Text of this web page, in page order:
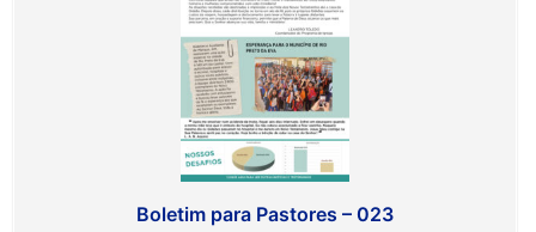
Boletim para Pastores – 023